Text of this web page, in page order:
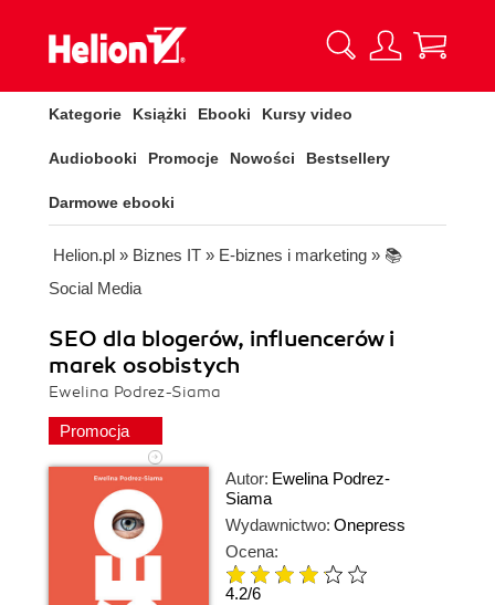
Kategorie Książki Ebooki Kursy video
Audiobooki Promocje Nowości Bestsellery
Darmowe ebooki
Helion.pl » Biznes IT » E-biznes i marketing » 📚
Social Media
SEO dla blogerów, influencerów i
marek osobistych
Ewelina Podrez-Siama
Promocja
Autor: Ewelina Podrez-
Siama
Wydawnictwo: Onepress
Ocena:
4.2/6